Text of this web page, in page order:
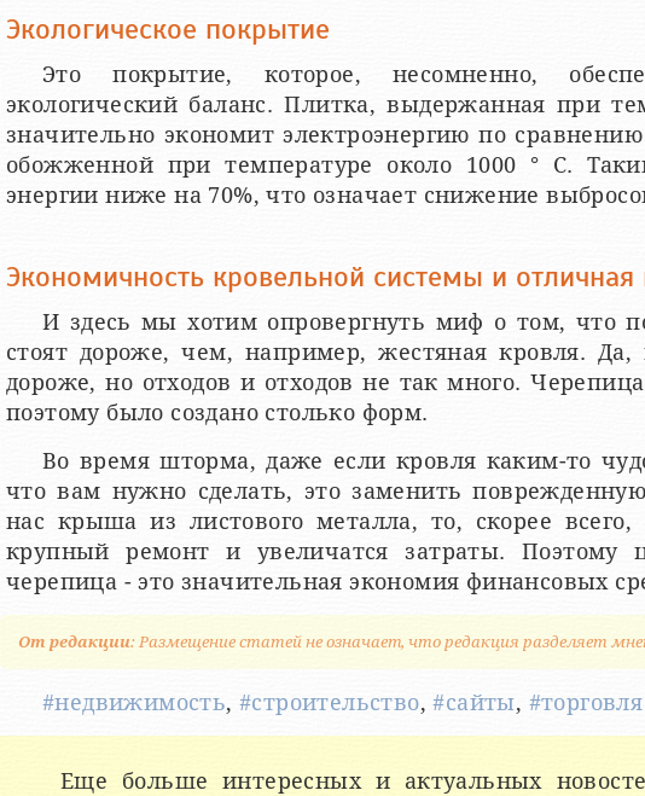
Экологическое покрытие
Это покрытие, которое, несомненно,
экологический баланс. Плитка, выдержанная при
значительно экономит электроэнергию по
обожженной при температуре около 1000 ° C.
энергии ниже на 70%, что означает снижение
Экономичность кровельной системы и отличная
И здесь мы хотим опровергнуть миф о том, что
стоят дороже, чем, например, жестяная кровля. Да,
дороже, но отходов и отходов не так много.
поэтому было создано столько форм.
Во время шторма, даже если кровля каким-то
что вам нужно сделать, это заменить
нас крыша из листового металла, то, скорее всего,
крупный ремонт и увеличатся затраты. Поэтому
черепица - это значительная экономия финансовых
От редакции: Размещение статей не означает, что редакция разделяет
#недвижимость,#строительство,#сайты, #торговля
Еще больше интересных и актуальных